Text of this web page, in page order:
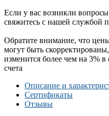
Если у вас возникли
свяжитесь с нашей службой
Обратите внимание, что
могут быть
изменится более чем на 3%
счета
Описание и
Сертификаты
Отзывы